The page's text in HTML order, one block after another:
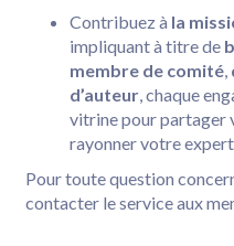
Contribuez à la
impliquant à titre de
membre de comité
d’auteur , chaque
vitrine pour partager
rayonner votre
Pour toute question
contacter le service aux